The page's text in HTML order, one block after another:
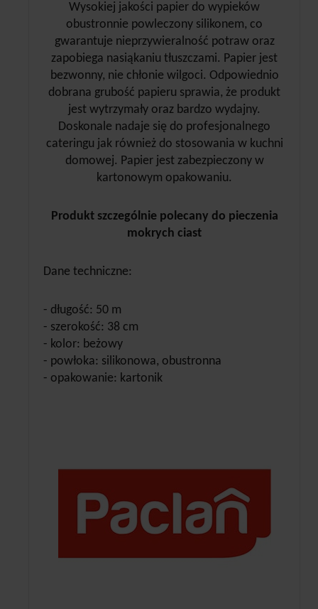
Wysokiej jakości papier do wypieków
obustronnie powleczony silikonem, co
gwarantuje nieprzywieralność potraw oraz
zapobiega nasiąkaniu tłuszczami. Papier jest
bezwonny, nie chłonie wilgoci. Odpowiednio
dobrana grubość papieru sprawia, że produkt
jest wytrzymały oraz bardzo wydajny.
Doskonale nadaje się do profesjonalnego
cateringu jak również do stosowania w kuchni
domowej. Papier jest zabezpieczony w
kartonowym opakowaniu.
Produkt szczególnie polecany do pieczenia
mokrych ciast
Dane techniczne:
- długość: 50 m
- szerokość: 38 cm
- kolor: beżowy
- powłoka: silikonowa, obustronna
- opakowanie: kartonik